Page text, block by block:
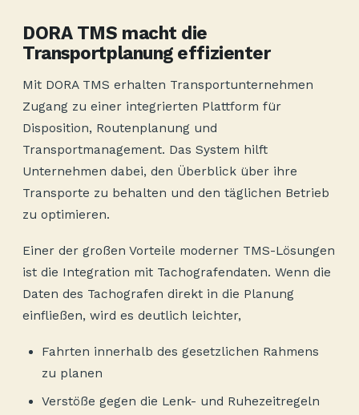
DORA TMS macht die
Transportplanung effizienter
Mit DORA TMS erhalten Transportunternehmen
Zugang zu einer integrierten Plattform für
Disposition, Routenplanung und
Transportmanagement. Das System hilft
Unternehmen dabei, den Überblick über ihre
Transporte zu behalten und den täglichen Betrieb
zu optimieren.
Einer der großen Vorteile moderner TMS-Lösungen
ist die Integration mit Tachografendaten. Wenn die
Daten des Tachografen direkt in die Planung
einfließen, wird es deutlich leichter,
Fahrten innerhalb des gesetzlichen Rahmens
zu planen
Verstöße gegen die Lenk- und Ruhezeitregeln